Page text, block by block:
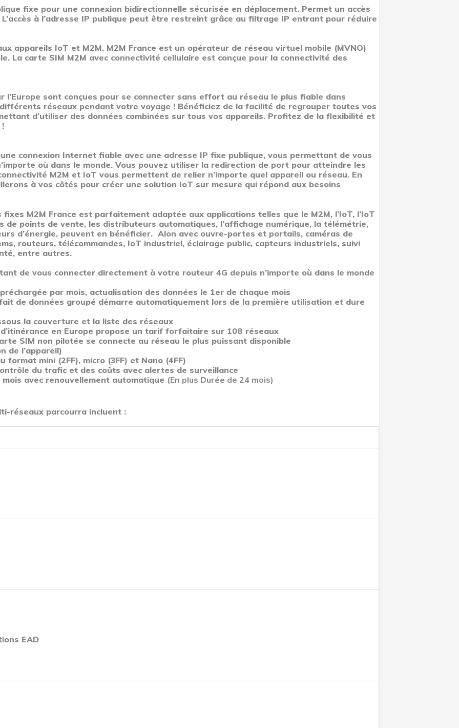
fixe pour une connexion bidirectionnelle sécurisée en déplacement. Permet un accès
à l’adresse IP publique peut être restreint grâce au filtrage IP entrant pour réduire
appareils IoT et M2M. M2M France est un opérateur de réseau virtuel mobile (MVNO)
La carte SIM M2M avec connectivité cellulaire est conçue pour la connectivité des
sont conçues pour se connecter sans effort au réseau le plus fiable dans
réseaux pendant votre voyage ! Bénéficiez de la facilité de regrouper toutes vos
d’utiliser des données combinées sur tous vos appareils. Profitez de la flexibilité et
connexion Internet fiable avec une adresse IP fixe publique, vous permettant de vous
où dans le monde. Vous pouvez utiliser la redirection de port pour atteindre les
M2M et IoT vous permettent de relier n’importe quel appareil ou réseau. En
à vos côtés pour créer une solution IoT sur mesure qui répond aux besoins
M2M France est parfaitement adaptée aux applications telles que le M2M, l’IoT, l’IoT
points de vente, les distributeurs automatiques, l’affichage numérique, la télémétrie,
d’énergie, peuvent en bénéficier. Alon avec ouvre-portes et portails, caméras de
routeurs, télécommandes, IoT industriel, éclairage public, capteurs industriels, suivi
entre autres.
de vous connecter directement à votre routeur 4G depuis n’importe où dans le monde
par mois, actualisation des données le 1er de chaque mois
de données groupé démarre automatiquement lors de la première utilisation et dure
la couverture et la liste des réseaux
en Europe propose un tarif forfaitaire sur 108 réseaux
SIM non pilotée se connecte au réseau le plus puissant disponible
de l’appareil)
format mini (2FF), micro (3FF) et Nano (4FF)
du trafic et des coûts avec alertes de surveillance
avec renouvellement automatique (En plus Durée de 24 mois)
réseaux parcourra incluent :
EAD